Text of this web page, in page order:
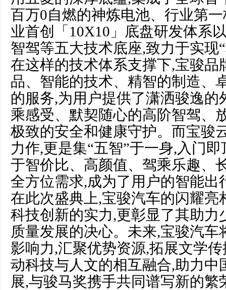
百万0自燃的神炼电池、行业第
业首创「10X10」底盘研发体系
智驾等五大技术底座,致力于实现
在这样的技术体系支撑下,宝骏品
品、智能的技术、精智的制造、
的服务,为用户提供了潇洒骏逸的
乘感受、默契随心的高阶智驾、
极致的安全和健康守护。而宝骏
力作,更是集“五智”于一身,入门
于智价比、高颜值、驾乘乐趣、
全方位需求,成为了用户的智能出
在此次盛典上,宝骏汽车的闪耀亮
科技创新的实力,更彰显了其助力
质量发展的决心。未来,宝骏汽车
影响力,汇聚优势资源,拓展文学
动科技与人文的相互融合,助力中
展,与骏马奖携手共同谱写新的繁